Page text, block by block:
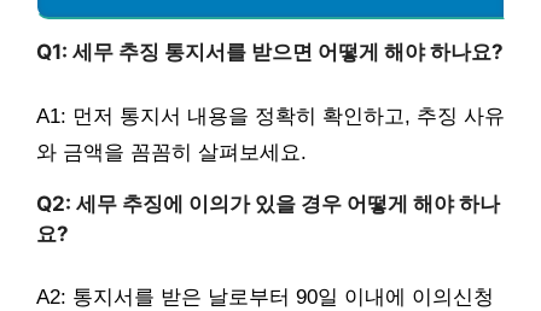
Q1: 세무 추징 통지서를 받으면 어떻게 해야 하나요?
A1: 먼저 통지서 내용을 정확히 확인하고, 추징 사유
와 금액을 꼼꼼히 살펴보세요.
Q2: 세무 추징에 이의가 있을 경우 어떻게 해야 하나
요?
A2: 통지서를 받은 날로부터 90일 이내에 이의신청